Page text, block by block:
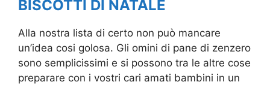
BISCOTTI DI NATALE
Alla nostra lista di certo non può mancare
un’idea cosi golosa. Gli omini di pane di zenzero
sono semplicissimi e si possono tra le altre cose
preparare con i vostri cari amati bambini in un